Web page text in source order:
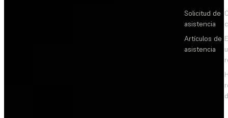
Solicitud de
asistencia
Artículos de
asistencia